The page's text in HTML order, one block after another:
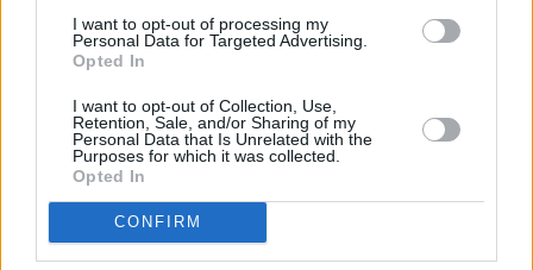
I want to opt-out of processing my
Personal Data for Targeted Advertising.
Opted In
I want to opt-out of Collection, Use,
Retention, Sale, and/or Sharing of my
Personal Data that Is Unrelated with the
Purposes for which it was collected.
Opted In
CONFIRM
O webu parabola.cz•O souborech cookies•
Dovolená u moře•Bazény